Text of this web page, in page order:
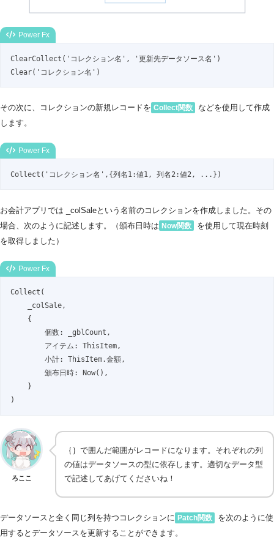
Power Fx
ClearCollect('コレクション名', '更新先データソース名')
Clear('コレクション名')
その次に、コレクションの新規レコードを Collect関数
などを使用して作成
します。
Power Fx
Collect('コレクション名',{列名1:値1, 列名2:値2, ...})
お会計アプリでは _colSaleという名前のコレクションを作成しました。その
場合、次のように記述します。（頒布日時は Now関数
を使用して現在時刻
を取得しました）
Power Fx
Collect(
)
ろここ
｛｝で囲んだ範囲がレコードになります。それぞれの列
の値はデータソースの型に依存します。適切なデータ型
で記述してあげてくださいね！
データソースと全く同じ列を持つコレクションに Patch関数
を次のように使
用するとデータソースを更新することができます。